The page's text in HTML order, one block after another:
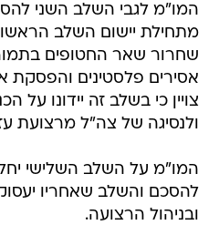
המו"מ לגבי השלב השני
מתחילת יישום השלב
שחרור שאר החטופים
אסירים פלסטינים והפסקת
צויין כי בשלב זה יידונו
ולנסיגה של צה"ל מרצועת
המו"מ על השלב השלישי
להסכם והשלב שאחריו
ובניהול הרצועה.